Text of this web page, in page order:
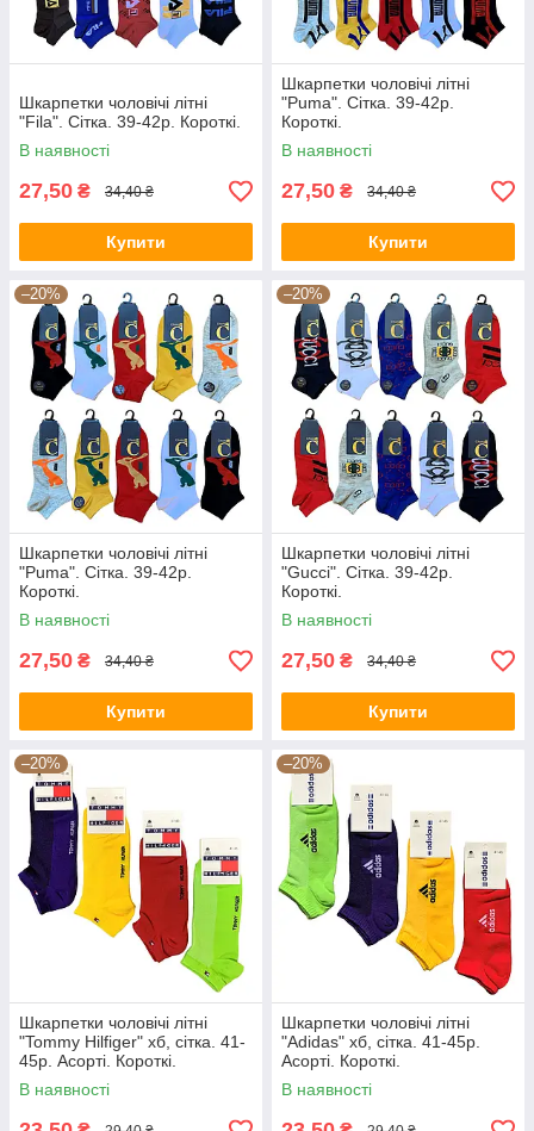
Шкарпетки чоловічі літні
"Fila". Сітка. 39-42р. Короткі.
В наявності
27,50 ₴ 34,40 ₴
Купити
Шкарпетки чоловічі літні
"Puma". Сітка. 39-42р.
Короткі.
В наявності
27,50 ₴ 34,40 ₴
Купити
–20%
Шкарпетки чоловічі літні
"Puma". Сітка. 39-42р.
Короткі.
В наявності
27,50 ₴ 34,40 ₴
Купити
–20%
Шкарпетки чоловічі літні
"Gucci". Сітка. 39-42р.
Короткі.
В наявності
27,50 ₴ 34,40 ₴
Купити
–20%
Шкарпетки чоловічі літні
"Tommy Hilfiger" хб, сітка. 41-
45р. Асорті. Короткі.
В наявності
–20%
Шкарпетки чоловічі літні
"Adidas" хб, сітка. 41-45р.
Асорті. Короткі.
В наявності